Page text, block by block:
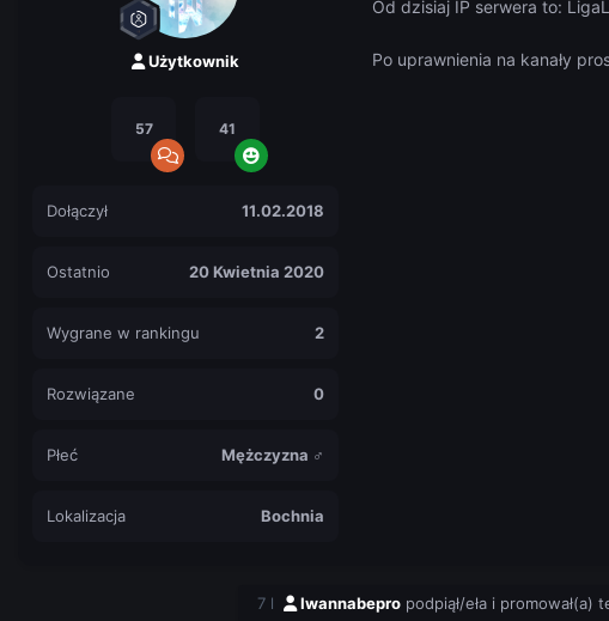
Użytkownik
57 41
Dołączył 11.02.2018
Ostatnio 20 Kwietnia 2020
Wygrane w rankingu 2
Rozwiązane 0
Płeć Mężczyzna ♂
Lokalizacja Bochnia
Od dzisiaj IP serwera to:
Po uprawnienia na kanały
7 l Iwannabepro podpiął/eła i promował(a)